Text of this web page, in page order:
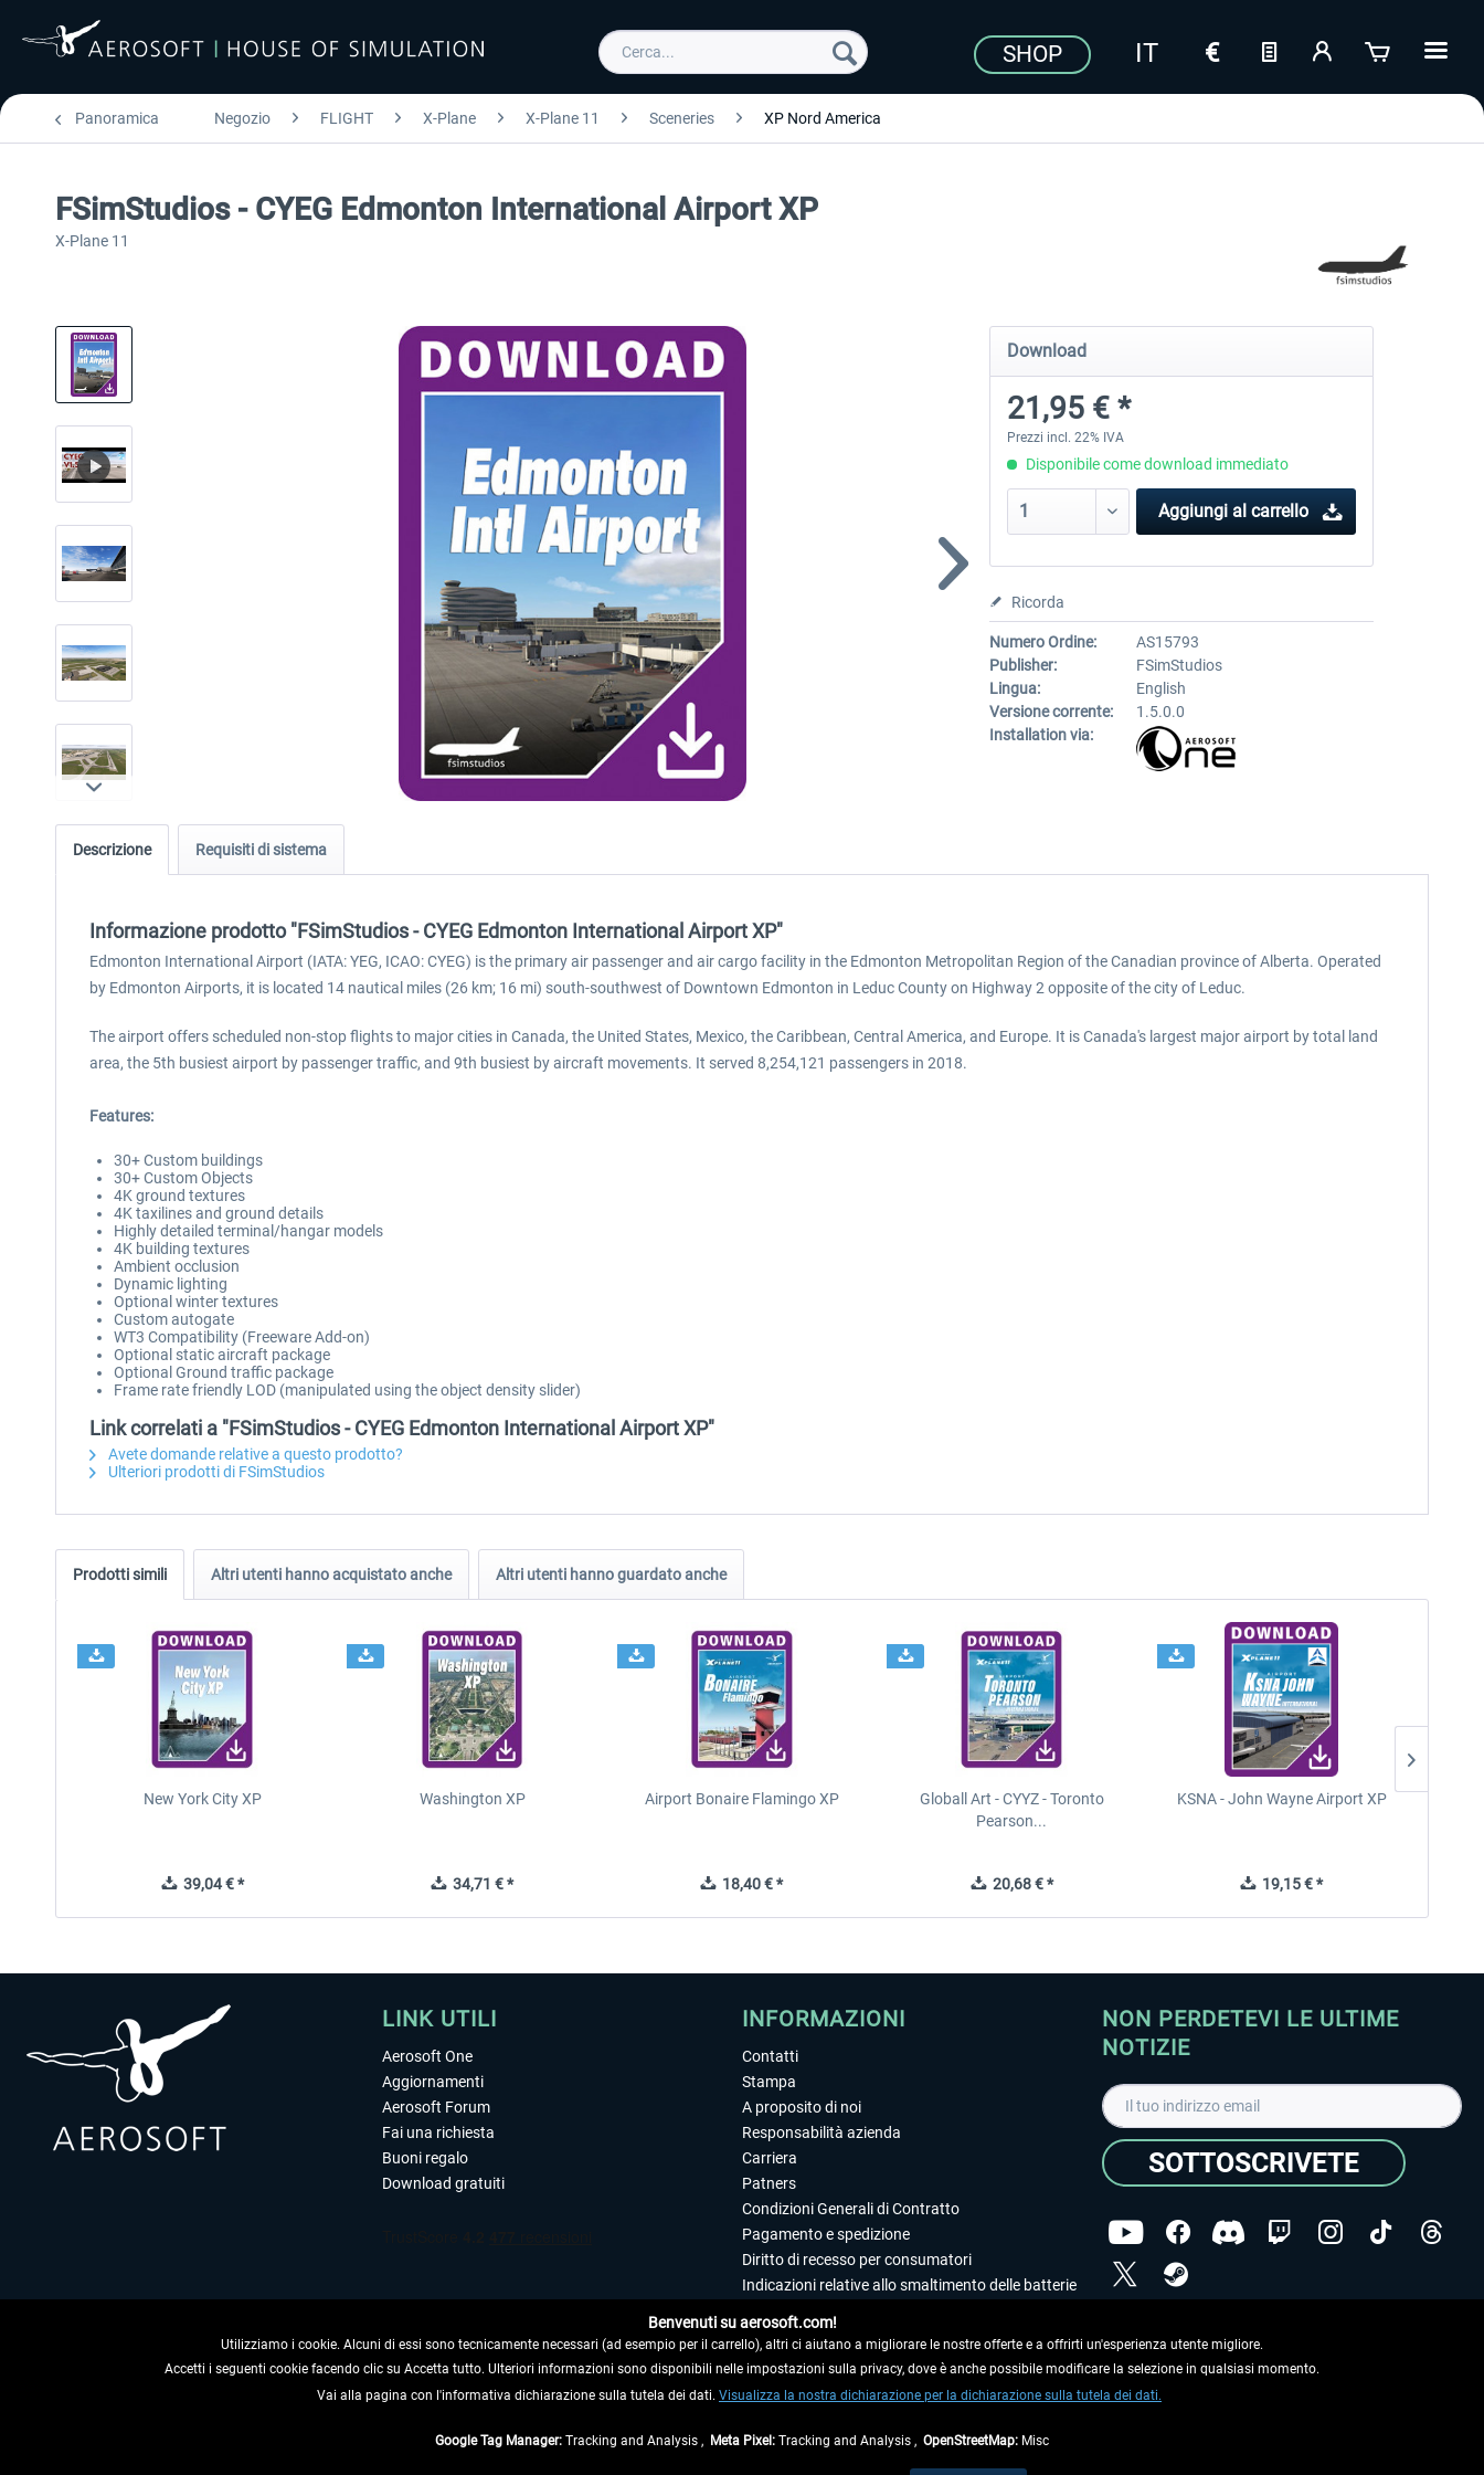
SHOP
Panoramica Negozio FLIGHT X-Plane X-Plane 11 Sceneries XP Nord America
FSimStudios - CYEG Edmonton International Airport XP
X-Plane 11
Download
21,95 € *
Prezzi incl. 22% IVA
Disponibile come download immediato
Aggiungi al carrello
Ricorda
Numero Ordine:
AS15793
Publisher:
FSimStudios
Lingua:
English
Versione corrente:
1.5.0.0
Installation via:
Descrizione Requisiti di sistema
Informazione prodotto "FSimStudios - CYEG Edmonton International Airport XP"
Edmonton International Airport (IATA: YEG, ICAO: CYEG) is the primary air passenger and air cargo facility in the Edmonton Metropolitan Region of the Canadian province of Alberta. Operated
by Edmonton Airports, it is located 14 nautical miles (26 km; 16 mi) south-southwest of Downtown Edmonton in Leduc County on Highway 2 opposite of the city of Leduc.
The airport offers scheduled non-stop flights to major cities in Canada, the United States, Mexico, the Caribbean, Central America, and Europe. It is Canada's largest major airport by total land
area, the 5th busiest airport by passenger traffic, and 9th busiest by aircraft movements. It served 8,254,121 passengers in 2018. ​
Features:
30+ Custom buildings
30+ Custom Objects
4K ground textures
4K taxilines and ground details
Highly detailed terminal/hangar models
4K building textures
Ambient occlusion
Dynamic lighting
Optional winter textures
Custom autogate
WT3 Compatibility (Freeware Add-on)
Optional static aircraft package
Optional Ground traffic package
Frame rate friendly LOD (manipulated using the object density slider)
Link correlati a "FSimStudios - CYEG Edmonton International Airport XP"
Avete domande relative a questo prodotto?
Ulteriori prodotti di FSimStudios
Prodotti simili Altri utenti hanno acquistato anche Altri utenti hanno guardato anche
New York City XP
39,04 € *
Washington XP
34,71 € *
Airport Bonaire Flamingo XP
18,40 € *
Globall Art - CYYZ - Toronto
Pearson...
20,68 € *
KSNA - John Wayne Airport XP
19,15 € *
LINK UTILI
Aerosoft One
Aggiornamenti
Aerosoft Forum
Fai una richiesta
Buoni regalo
Download gratuiti
RECEDERE DAL CONTRATTO
INFORMAZIONI
Contatti
Stampa
A proposito di noi
Responsabilità azienda
Carriera
Patners
Condizioni Generali di Contratto
Pagamento e spedizione
Diritto di recesso per consumatori
Indicazioni relative allo smaltimento delle batterie
Editoriale
NON PERDETEVI LE ULTIME
NOTIZIE
SOTTOSCRIVETE
dei dati.
Copyright © Aerosoft GmbH. Tutti i diritti riservati.
ed eventualmente le spese di spedizione, se non diversamente descritto.
Benvenuti su aerosoft.com!
Utilizziamo i cookie. Alcuni di essi sono tecnicamente necessari (ad esempio per il carrello), altri ci aiutano a migliorare le nostre offerte e a offrirti un'esperienza utente migliore.
Accetti i seguenti cookie facendo clic su Accetta tutto. Ulteriori informazioni sono disponibili nelle impostazioni sulla privacy, dove è anche possibile modificare la selezione in qualsiasi momento.
Vai alla pagina con l'informativa dichiarazione sulla tutela dei dati. Visualizza la nostra dichiarazione per la dichiarazione sulla tutela dei dati.
Google Tag Manager: Tracking and Analysis , Meta Pixel: Tracking and Analysis , OpenStreetMap: Misc